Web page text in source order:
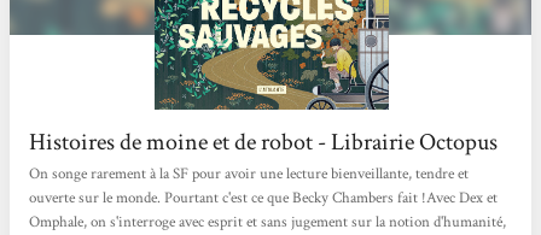
Histoires de moine et de robot - Librairie Octopus
On songe rarement à la SF pour avoir une lecture bienveillante, tendre et
ouverte sur le monde. Pourtant c'est ce que Becky Chambers fait !Avec Dex et
Omphale, on s'interroge avec esprit et sans jugement sur la notion d'humanité,